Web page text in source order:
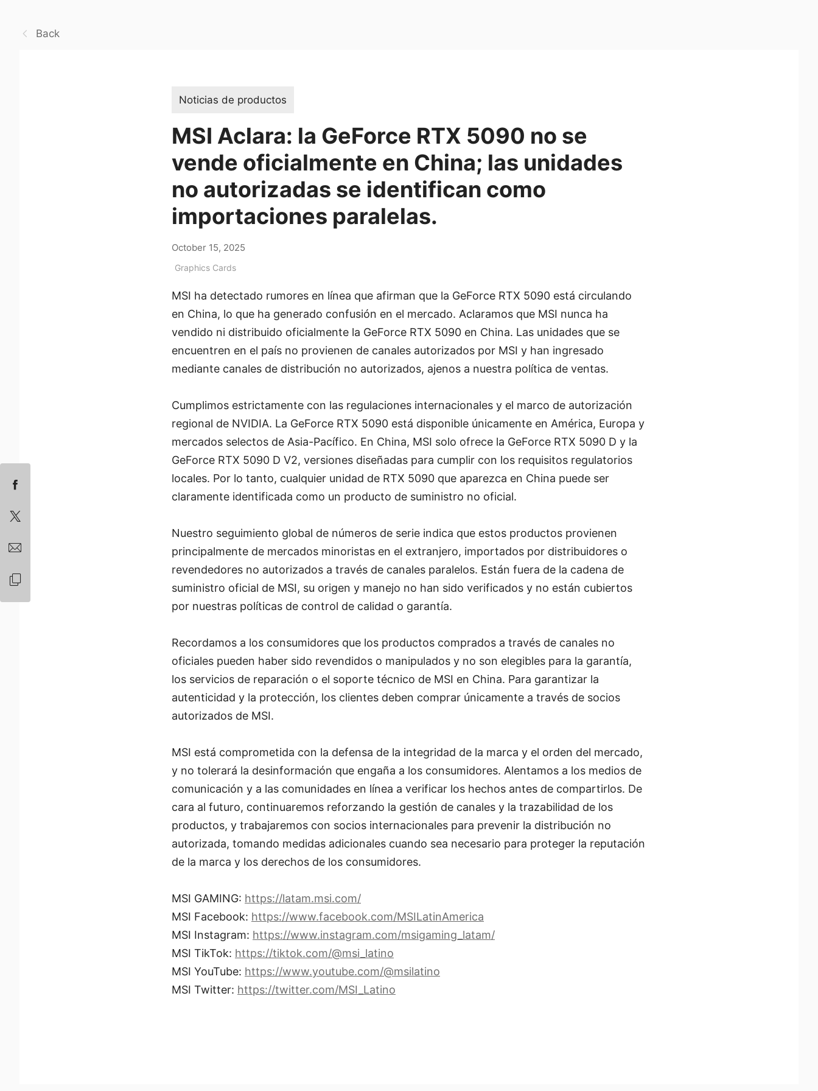
Back
Noticias de productos
MSI Aclara: la GeForce RTX 5090 no se
vende oficialmente en China; las unidades
no autorizadas se identifican como
importaciones paralelas.
October 15, 2025
Graphics Cards
MSI ha detectado rumores en línea que afirman que la GeForce RTX 5090 está circulando
en China, lo que ha generado confusión en el mercado. Aclaramos que MSI nunca ha
vendido ni distribuido oficialmente la GeForce RTX 5090 en China. Las unidades que se
encuentren en el país no provienen de canales autorizados por MSI y han ingresado
mediante canales de distribución no autorizados, ajenos a nuestra política de ventas.
Cumplimos estrictamente con las regulaciones internacionales y el marco de autorización
regional de NVIDIA. La GeForce RTX 5090 está disponible únicamente en América, Europa y
mercados selectos de Asia-Pacífico. En China, MSI solo ofrece la GeForce RTX 5090 D y la
GeForce RTX 5090 D V2, versiones diseñadas para cumplir con los requisitos regulatorios
locales. Por lo tanto, cualquier unidad de RTX 5090 que aparezca en China puede ser
claramente identificada como un producto de suministro no oficial.
Nuestro seguimiento global de números de serie indica que estos productos provienen
principalmente de mercados minoristas en el extranjero, importados por distribuidores o
revendedores no autorizados a través de canales paralelos. Están fuera de la cadena de
suministro oficial de MSI, su origen y manejo no han sido verificados y no están cubiertos
por nuestras políticas de control de calidad o garantía.
Recordamos a los consumidores que los productos comprados a través de canales no
oficiales pueden haber sido revendidos o manipulados y no son elegibles para la garantía,
los servicios de reparación o el soporte técnico de MSI en China. Para garantizar la
autenticidad y la protección, los clientes deben comprar únicamente a través de socios
autorizados de MSI.
MSI está comprometida con la defensa de la integridad de la marca y el orden del mercado,
y no tolerará la desinformación que engaña a los consumidores. Alentamos a los medios de
comunicación y a las comunidades en línea a verificar los hechos antes de compartirlos. De
cara al futuro, continuaremos reforzando la gestión de canales y la trazabilidad de los
productos, y trabajaremos con socios internacionales para prevenir la distribución no
autorizada, tomando medidas adicionales cuando sea necesario para proteger la reputación
de la marca y los derechos de los consumidores.
MSI GAMING: https://latam.msi.com/
MSI Facebook: https://www.facebook.com/MSILatinAmerica
MSI Instagram: https://www.instagram.com/msigaming_latam/
MSI TikTok: https://tiktok.com/@msi_latino
MSI YouTube: https://www.youtube.com/@msilatino
MSI Twitter: https://twitter.com/MSI_Latino